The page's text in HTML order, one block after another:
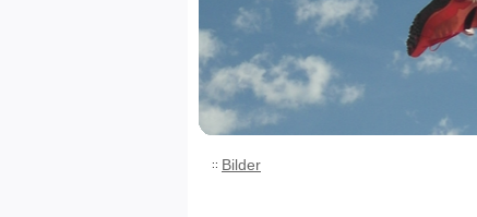
U10
U12
U16
Bilder